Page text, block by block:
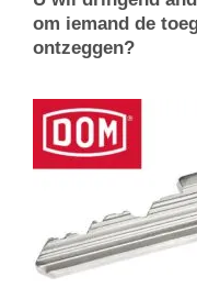
om iemand de
ontzeggen?